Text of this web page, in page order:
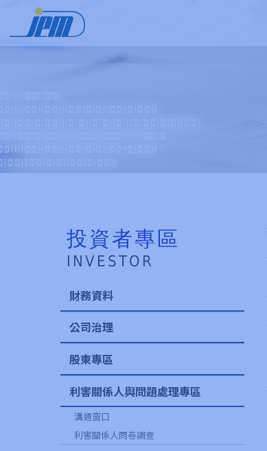
投資者專區
INVESTOR
財務資料
公司治理
股東專區
利害關係人與問題處理專區
溝通窗口
利害關係人問卷調查